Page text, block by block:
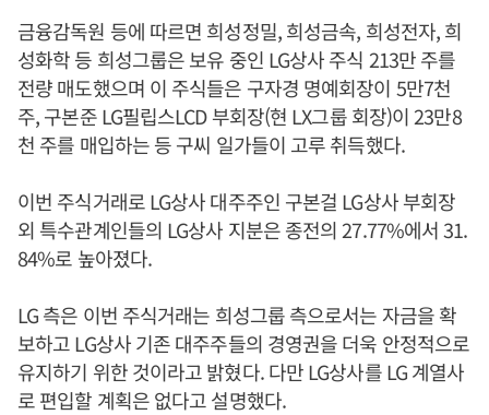
금융감독원 등에 따르면 희성정밀, 희성금속, 희성전자, 희
성화학 등 희성그룹은 보유 중인 LG상사 주식 213만 주를
전량 매도했으며 이 주식들은 구자경 명예회장이 5만7천
주, 구본준 LG필립스LCD 부회장(현 LX그룹 회장)이 23만8
천 주를 매입하는 등 구씨 일가들이 고루 취득했다.
이번 주식거래로 LG상사 대주주인 구본걸 LG상사 부회장
외 특수관계인들의 LG상사 지분은 종전의 27.77%에서 31.
84%로 높아졌다.
LG 측은 이번 주식거래는 희성그룹 측으로서는 자금을 확
보하고 LG상사 기존 대주주들의 경영권을 더욱 안정적으로
유지하기 위한 것이라고 밝혔다. 다만 LG상사를 LG 계열사
로 편입할 계획은 없다고 설명했다.